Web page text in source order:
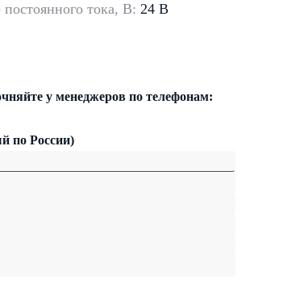
тока, В: 24 В
у менеджеров по телефонам:
по России)